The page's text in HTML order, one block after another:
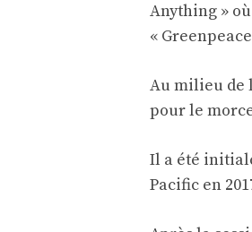
Anything »
«
Au milieu de
pour le
Il a été
Pacific en